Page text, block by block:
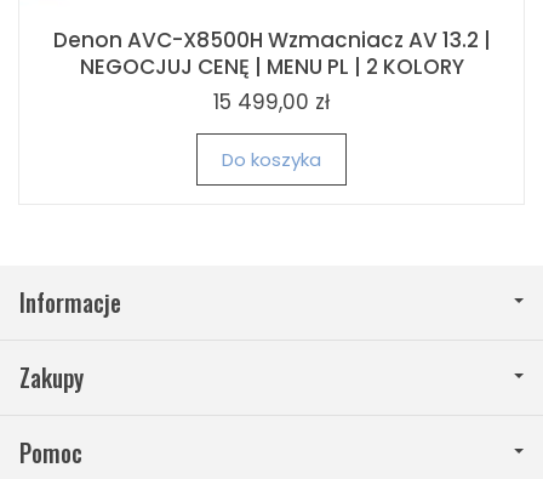
Denon AVC-X8500H Wzmacniacz AV 13.2 |
NEGOCJUJ CENĘ | MENU PL | 2 KOLORY
15 499,00 zł
Do koszyka
Informacje
Zakupy
Pomoc